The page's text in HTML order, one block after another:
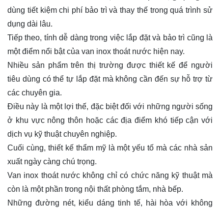
dùng tiết kiệm chi phí bảo trì và thay thế trong quá trình sử
dụng dài lâu.
Tiếp theo, tính dễ dàng trong việc lắp đặt và bảo trì cũng là
một điểm nổi bật của van inox thoát nước hiện nay.
Nhiều sản phẩm trên thị trường được thiết kế để người
tiêu dùng có thể tự lắp đặt mà không cần đến sự hỗ trợ từ
các chuyên gia.
Điều này là một lợi thế, đặc biệt đối với những người sống
ở khu vực nông thôn hoặc các địa điểm khó tiếp cận với
dịch vụ kỹ thuật chuyên nghiệp.
Cuối cùng, thiết kế thẩm mỹ là một yếu tố mà các nhà sản
xuất ngày càng chú trọng.
Van inox thoát nước không chỉ có chức năng kỹ thuật mà
còn là một phần trong nội thất phòng tắm, nhà bếp.
Những đường nét, kiểu dáng tinh tế, hài hòa với không